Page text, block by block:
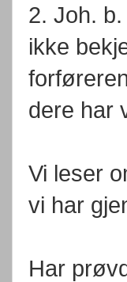
2. Joh.
ikke
dere har
Vi leser
vi har
Har